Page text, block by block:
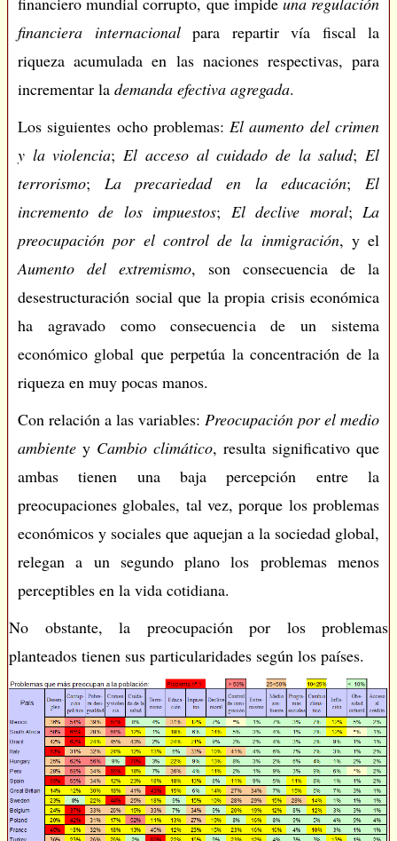
financiera internacionalpara repartir vía fiscal la
riqueza acumulada en las naciones respectivas, para
incrementar la demanda efectiva agregada.
Los siguientes ocho problemas:El aumento del crimen
y la violencia;El acceso al cuidado de la salud;El
terrorismo; La precariedad en la educación;El
incremento de los impuestos; El declive moral;La
preocupación por el control de la inmigración, y el
Aumento del extremismo, son consecuencia de la
desestructuración social que la propia crisis económica
ha agravado como consecuencia de un sistema
económico global que perpetúa la concentración de la
riqueza en muy pocas manos.
Con relación a las variables: Preocupación por el medio
ambiente y Cambio climático, resulta significativo que
ambas tienen una baja percepción entre la
preocupaciones globales, tal vez, porque los problemas
económicos y sociales que aquejan a la sociedad global,
relegan a un segundo plano los problemas menos
perceptibles en la vida cotidiana.
No obstante, la preocupación por los problemas
planteados tienen sus particularidades según los países.